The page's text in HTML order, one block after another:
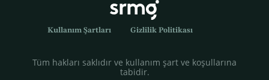
Kullanım Şartları Gizlilik Politikası
Tüm hakları saklıdır ve kullanım şart ve koşullarına
tabidir.